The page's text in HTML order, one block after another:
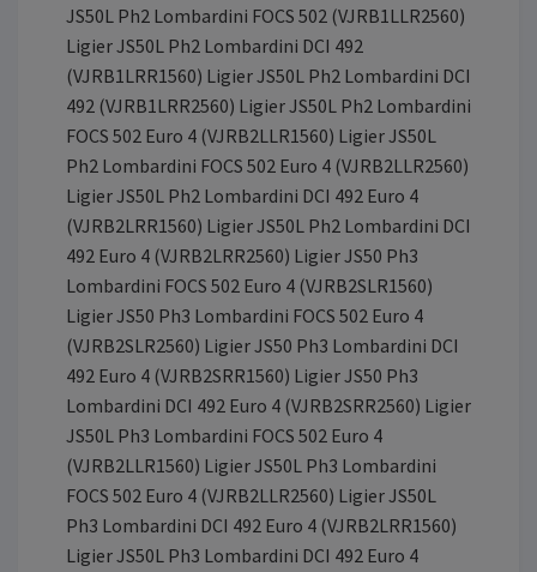
JS50L Ph2 Lombardini FOCS 502 (VJRB1LLR2560)
Ligier JS50L Ph2 Lombardini DCI 492
(VJRB1LRR1560) Ligier JS50L Ph2 Lombardini DCI
492 (VJRB1LRR2560) Ligier JS50L Ph2 Lombardini
FOCS 502 Euro 4 (VJRB2LLR1560) Ligier JS50L
Ph2 Lombardini FOCS 502 Euro 4 (VJRB2LLR2560)
Ligier JS50L Ph2 Lombardini DCI 492 Euro 4
(VJRB2LRR1560) Ligier JS50L Ph2 Lombardini DCI
492 Euro 4 (VJRB2LRR2560) Ligier JS50 Ph3
Lombardini FOCS 502 Euro 4 (VJRB2SLR1560)
Ligier JS50 Ph3 Lombardini FOCS 502 Euro 4
(VJRB2SLR2560) Ligier JS50 Ph3 Lombardini DCI
492 Euro 4 (VJRB2SRR1560) Ligier JS50 Ph3
Lombardini DCI 492 Euro 4 (VJRB2SRR2560) Ligier
JS50L Ph3 Lombardini FOCS 502 Euro 4
(VJRB2LLR1560) Ligier JS50L Ph3 Lombardini
FOCS 502 Euro 4 (VJRB2LLR2560) Ligier JS50L
Ph3 Lombardini DCI 492 Euro 4 (VJRB2LRR1560)
Ligier JS50L Ph3 Lombardini DCI 492 Euro 4